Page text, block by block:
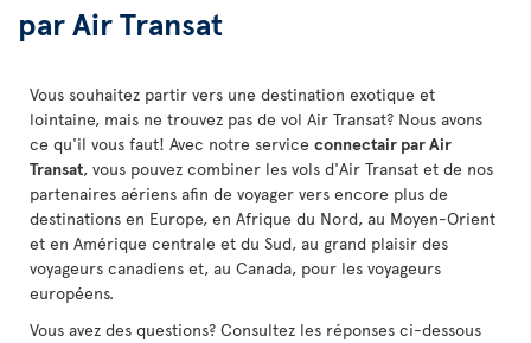
par Air Transat
Vous souhaitez partir vers une destination exotique et
lointaine, mais ne trouvez pas de vol Air Transat? Nous avons
ce qu'il vous faut! Avec notre service connectair par Air
Transat, vous pouvez combiner les vols d'Air Transat et de nos
partenaires aériens afin de voyager vers encore plus de
destinations en Europe, en Afrique du Nord, au Moyen-Orient
et en Amérique centrale et du Sud, au grand plaisir des
voyageurs canadiens et, au Canada, pour les voyageurs
européens.
Vous avez des questions? Consultez les réponses ci-dessous